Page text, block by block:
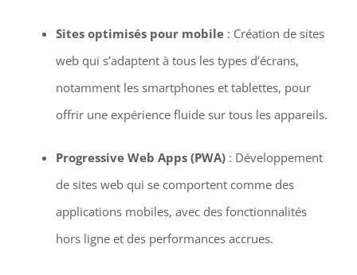
Sites optimisés pour mobile: Création de sites
web qui s’adaptent à tous les types d’écrans,
notamment les smartphones et tablettes, pour
offrir une expérience fluide sur tous les appareils.
Progressive Web Apps (PWA): Développement
de sites web qui se comportent comme des
applications mobiles, avec des fonctionnalités
hors ligne et des performances accrues.